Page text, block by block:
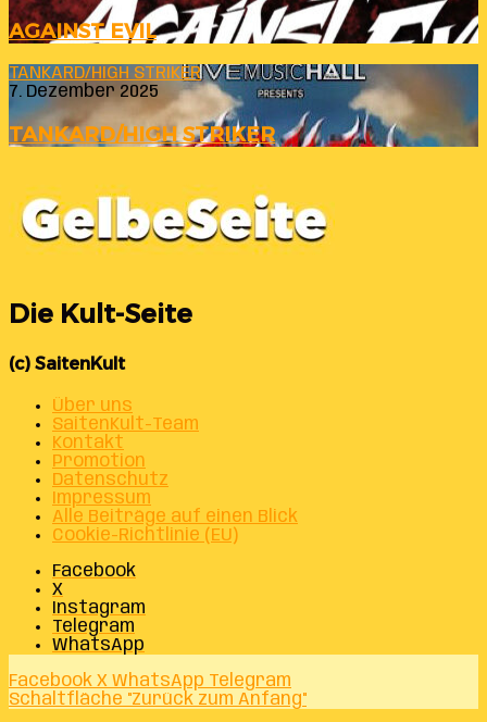
AGAINST EVIL
TANKARD/HIGH STRIKER
7. Dezember 2025
TANKARD/HIGH STRIKER
Die Kult-Seite
(c) SaitenKult
Über uns
SaitenKult-Team
Kontakt
Promotion
Datenschutz
Impressum
Alle Beiträge auf einen Blick
Cookie-Richtlinie (EU)
Facebook
X
Instagram
Telegram
WhatsApp
Facebook X WhatsApp Telegram
Schaltfläche "Zurück zum Anfang"